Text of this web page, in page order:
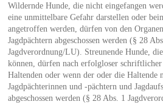
Wildernde Hunde, die nicht eingefangen
eine unmittelbare Gefahr darstellen oder
angetroffen werden, dürfen von den
Jagdpächtern abgeschossen werden (§ 28
Jagdverordnung/LU). Streunende Hunde,
können, dürfen nach erfolgloser schriftlicher
Haltenden oder wenn der oder die Haltende
Jagdpächterinnen und -pächtern und
abgeschossen werden (§ 28 Abs. 1